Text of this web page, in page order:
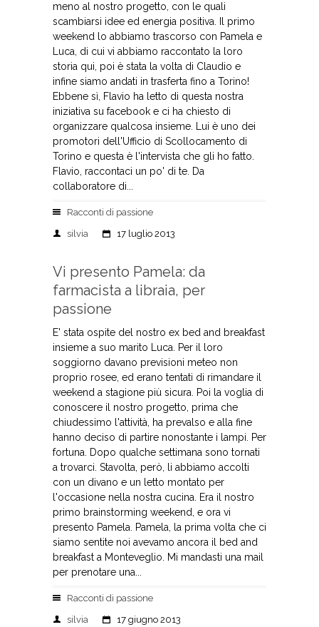
meno al nostro progetto, con le quali
scambiarsi idee ed energia positiva. Il primo
weekend lo abbiamo trascorso con Pamela e
Luca, di cui vi abbiamo raccontato la loro
storia qui, poi è stata la volta di Claudio e
infine siamo andati in trasferta fino a Torino!
Ebbene sì, Flavio ha letto di questa nostra
iniziativa su facebook e ci ha chiesto di
organizzare qualcosa insieme. Lui è uno dei
promotori dell'Ufficio di Scollocamento di
Torino e questa è l'intervista che gli ho fatto.
Flavio, raccontaci un po' di te. Da
collaboratore di...
Racconti di passione
silvia
17 luglio 2013
Vi presento Pamela: da
farmacista a libraia, per
passione
E' stata ospite del nostro ex bed and breakfast
insieme a suo marito Luca. Per il loro
soggiorno davano previsioni meteo non
proprio rosee, ed erano tentati di rimandare il
weekend a stagione più sicura. Poi la voglia di
conoscere il nostro progetto, prima che
chiudessimo l'attività, ha prevalso e alla fine
hanno deciso di partire nonostante i lampi. Per
fortuna. Dopo qualche settimana sono tornati
a trovarci. Stavolta, però, li abbiamo accolti
con un divano e un letto montato per
l'occasione nella nostra cucina. Era il nostro
primo brainstorming weekend, e ora vi
presento Pamela. Pamela, la prima volta che ci
siamo sentite noi avevamo ancora il bed and
breakfast a Monteveglio. Mi mandasti una mail
per prenotare una...
Racconti di passione
silvia
17 giugno 2013